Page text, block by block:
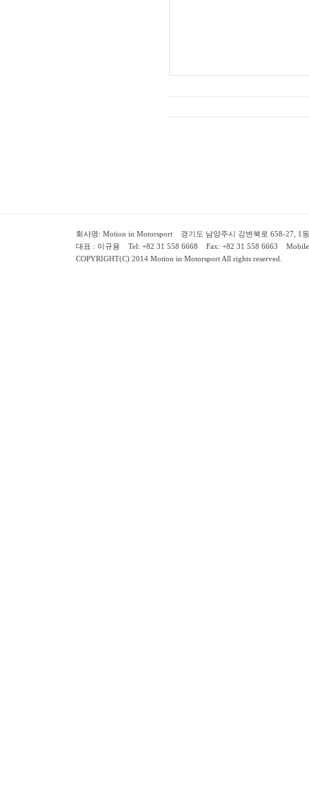
회사명: Motion in Motorsport 경기도 남양주시 강변북로 658-27, 1동
대표 : 이규용 Tel: +82 31 558 6668 Fax: +82 31 558 6663
COPYRIGHT(C) 2014 Motion in Motorsport All rights reserved.